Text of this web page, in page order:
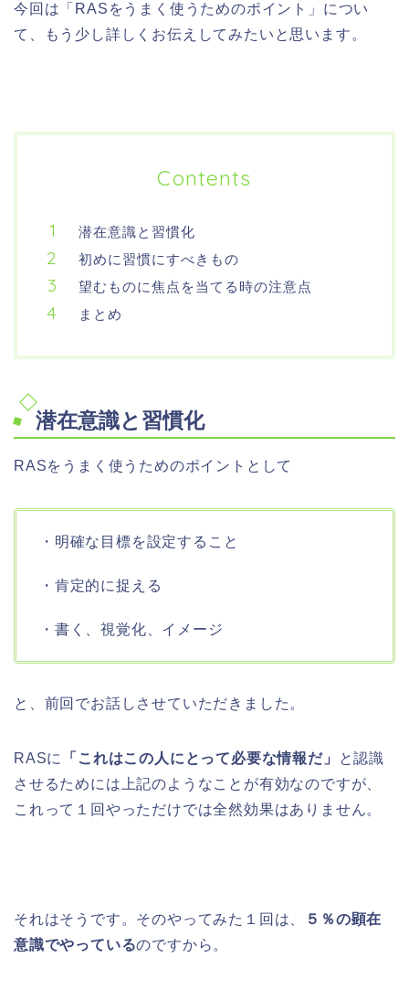
今回は「RASをうまく使うためのポイント」につい
て、もう少し詳しくお伝えしてみたいと思います。
Contents
潜在意識と習慣化
初めに習慣にすべきもの
望むものに焦点を当てる時の注意点
まとめ
潜在意識と習慣化
RASをうまく使うためのポイントとして
・明確な目標を設定すること
・肯定的に捉える
・書く、視覚化、イメージ
と、前回でお話しさせていただきました。
RASに 「これはこの人にとって必要な情報だ」
と認識
させるためには上記のようなことが有効なのですが、
これって１回やっただけでは全然効果はありません。
それはそうです。そのやってみた１回は、
５％の顕在
意識でやっているのですから。